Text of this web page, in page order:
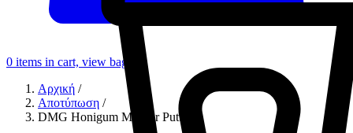
0 items in cart, view bag
Αρχική /
Αποτύπωση /
DMG Honigum Mixstar Putty